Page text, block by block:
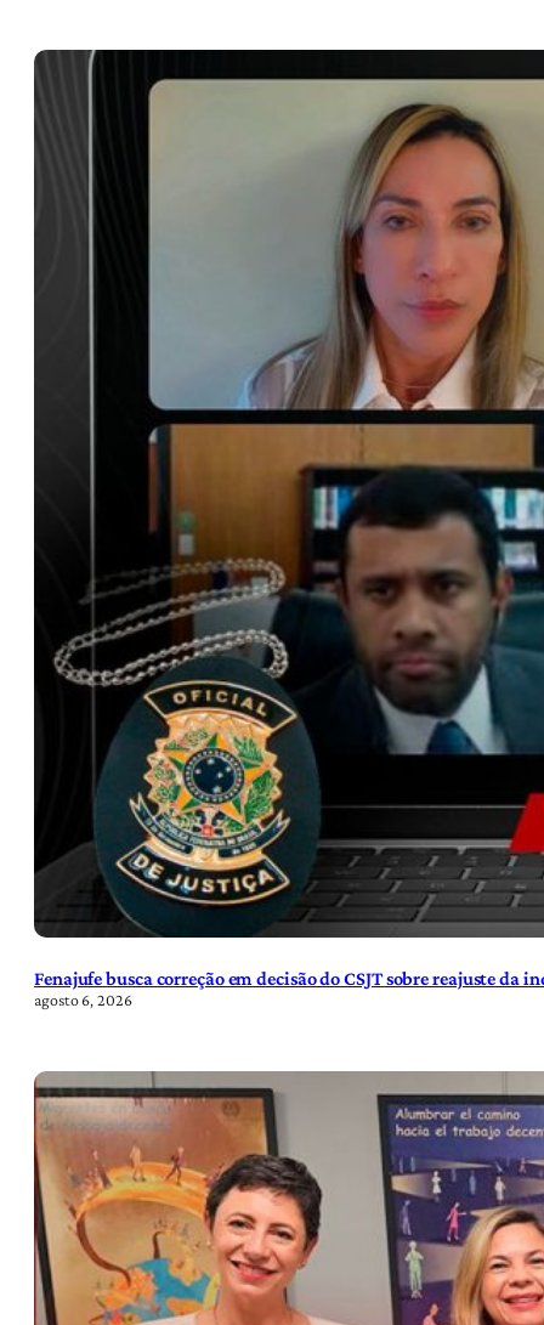
Fenajufe busca correção em decisão do CSJT sobre reajuste da
agosto 6, 2026